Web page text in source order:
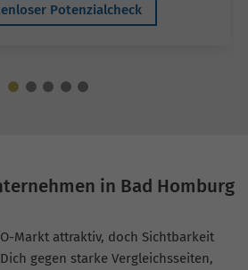
Potenzialcheck
in Bad Homburg
Markt attraktiv, doch Sichtbarkeit
gegen starke Vergleichsseiten,